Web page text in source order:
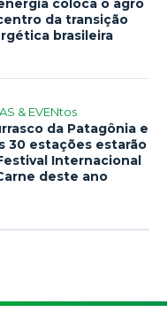
coloca o agro
da transição
brasileira
& EVENtos
da Patagônia e
30 estações estarão
Internacional
deste ano